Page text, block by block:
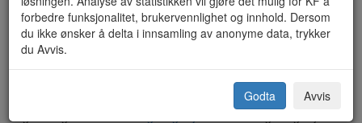
(KF-134)
Oppgave over forventet omsatt mengde alkoholholdig drikk er
forbedre funksjonalitet, brukervennlighet og innhold. Dersom
du ikke ønsker å delta i innsamling av anonyme data, trykker
du Avvis.
Godta Avvis